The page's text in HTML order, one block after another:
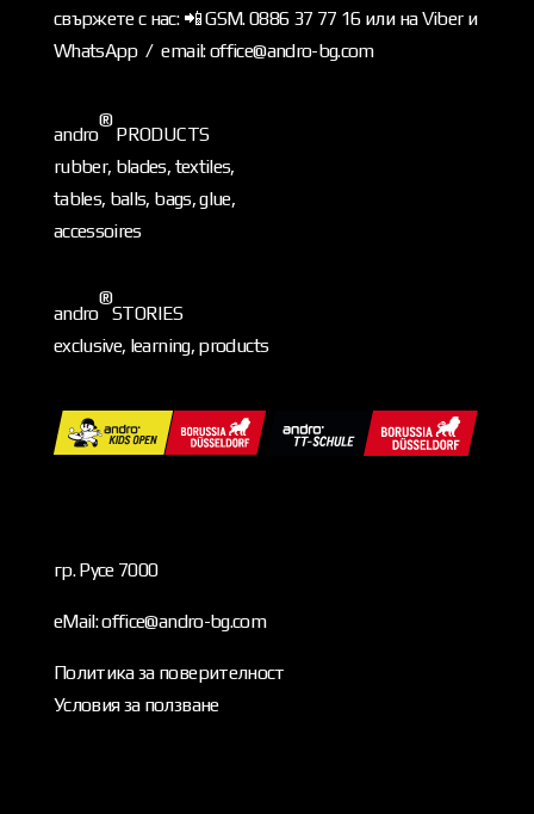
свържете с нас: 📲 GSM. 0886 37 77 16 или на Viber и
WhatsApp / email: office@andro-bg.com
andro
®
PRODUCTS
rubber, blades, textiles,
tables, balls, bags, glue,
accessoires
andro
®
STORIES
exclusive, learning, products
гр. Русе 7000
eMail: office@andro-bg.com
Политика за поверителност
Условия за ползване